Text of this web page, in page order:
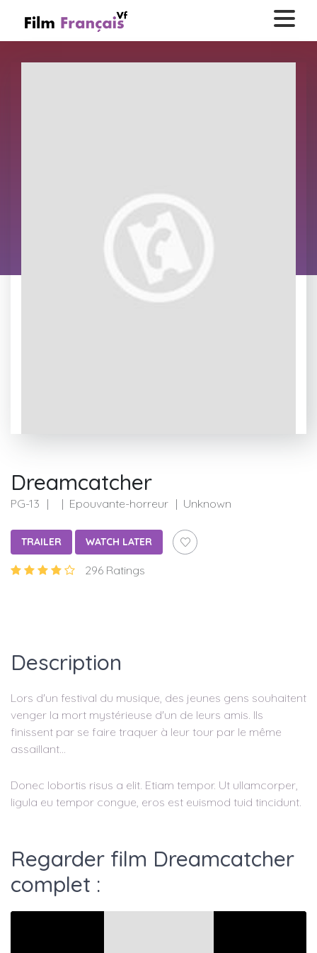
Dreamcatcher
PG-13 Epouvante-horreur Unknown
TRAILER WATCH LATER
296 Ratings
Description
Lors d'un festival du musique, des jeunes gens souhaitent
venger la mort mystérieuse d'un de leurs amis. Ils
finissent par se faire traquer à leur tour par le même
assaillant...
Donec lobortis risus a elit. Etiam tempor. Ut ullamcorper,
ligula eu tempor congue, eros est euismod tuid tincidunt.
Regarder film Dreamcatcher
complet :